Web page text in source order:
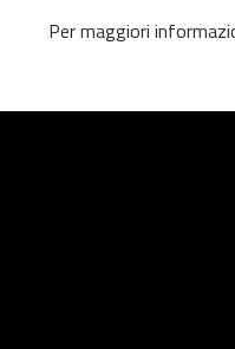
Per maggiori